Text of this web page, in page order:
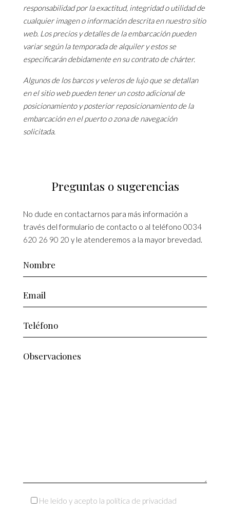
responsabilidad por la exactitud, integridad o utilidad de
cualquier imagen o información descrita en nuestro sitio
web. Los precios y detalles de la embarcación pueden
variar según la temporada de alquiler y estos se
especificarán debidamente en su contrato de chárter.
Algunos de los barcos y veleros de lujo que se detallan
en el sitio web pueden tener un costo adicional de
posicionamiento y posterior reposicionamiento de la
embarcación en el puerto o zona de navegación
solicitada.
Preguntas o sugerencias
No dude en contactarnos para más información a
través del formulario de contacto o al teléfono 0034
620 26 90 20 y le atenderemos a la mayor brevedad.
He leído y acepto la política de privacidad